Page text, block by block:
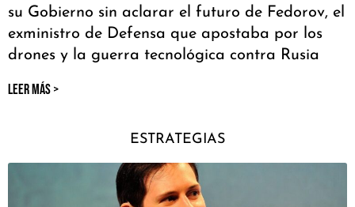
su Gobierno sin aclarar el futuro de Fedorov, el
exministro de Defensa que apostaba por los
drones y la guerra tecnológica contra Rusia
LEER MÁS >
ESTRATEGIAS